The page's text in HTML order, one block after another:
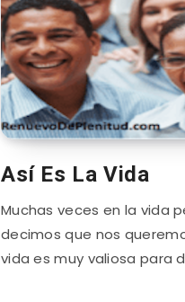
Así Es La Vida
Muchas veces en la vida
decimos que nos
vida es muy valiosa para